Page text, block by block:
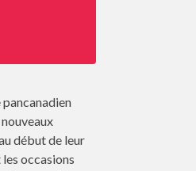
pancanadien
début de leur
occasions